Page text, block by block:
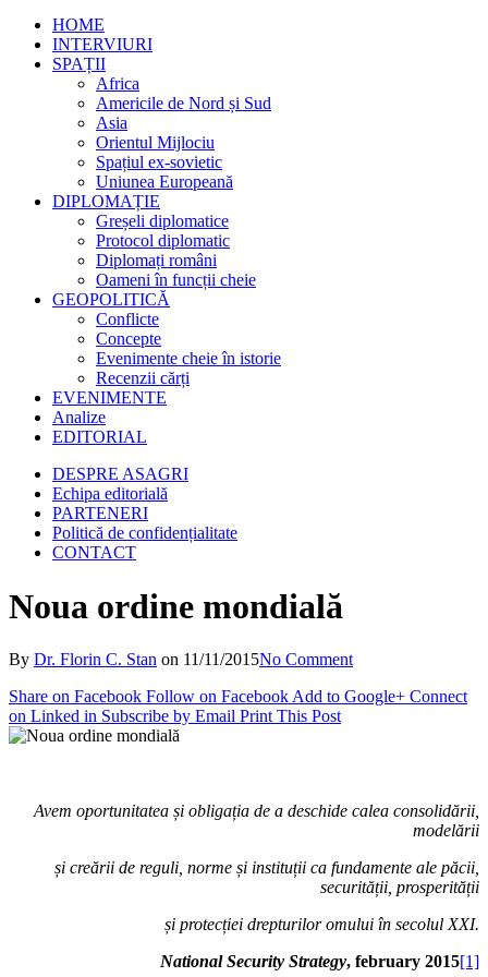
HOME
INTERVIURI
SPAȚII
Africa
Americile de Nord și Sud
Asia
Orientul Mijlociu
Spațiul ex-sovietic
Uniunea Europeană
DIPLOMAȚIE
Greșeli diplomatice
Protocol diplomatic
Diplomați români
Oameni în funcții cheie
GEOPOLITICĂ
Conflicte
Concepte
Evenimente cheie în istorie
Recenzii cărți
EVENIMENTE
Analize
EDITORIAL
DESPRE ASAGRI
Echipa editorială
PARTENERI
Politică de confidențialitate
CONTACT
Noua ordine mondială
By Dr. Florin C. Stan on 11/11/2015No Comment
Share on Facebook Follow on Facebook Add to Google+ Connect
on Linked in Subscribe by Email Print This Post
Avem oportunitatea și obligația de a deschide calea consolidării,
modelării
și creării de reguli, norme și instituții ca fundamente ale păcii,
securității, prosperității
și protecției drepturilor omului în secolul XXI.
National Security Strategy, february 2015[1]